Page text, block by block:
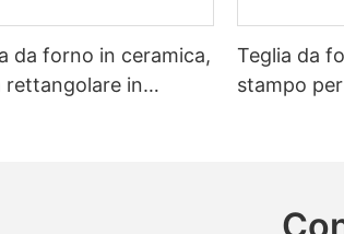
da forno in ceramica,
rettangolare in
Teglia da
stampo